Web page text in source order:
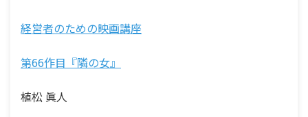
経営者のための映画講座
第66作目『隣の女』
植松 眞人